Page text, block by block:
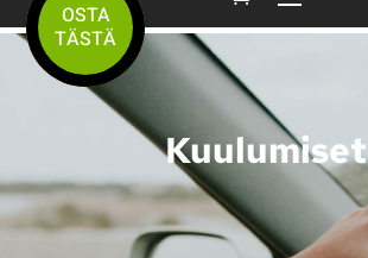
OSTA
TÄSTÄ
Kuulumiset